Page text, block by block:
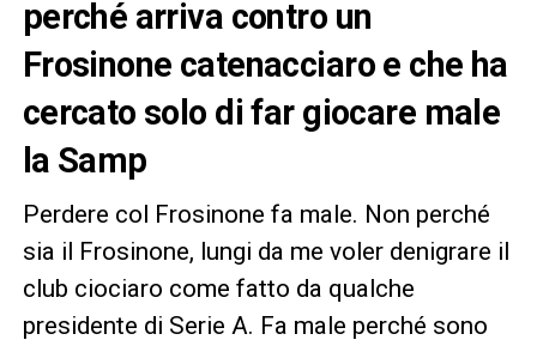
perché arriva contro un
Frosinone catenacciaro e che ha
cercato solo di far giocare male
la Samp
Perdere col Frosinone fa male. Non perché
sia il Frosinone, lungi da me voler denigrare il
club ciociaro come fatto da qualche
presidente di Serie A. Fa male perché sono